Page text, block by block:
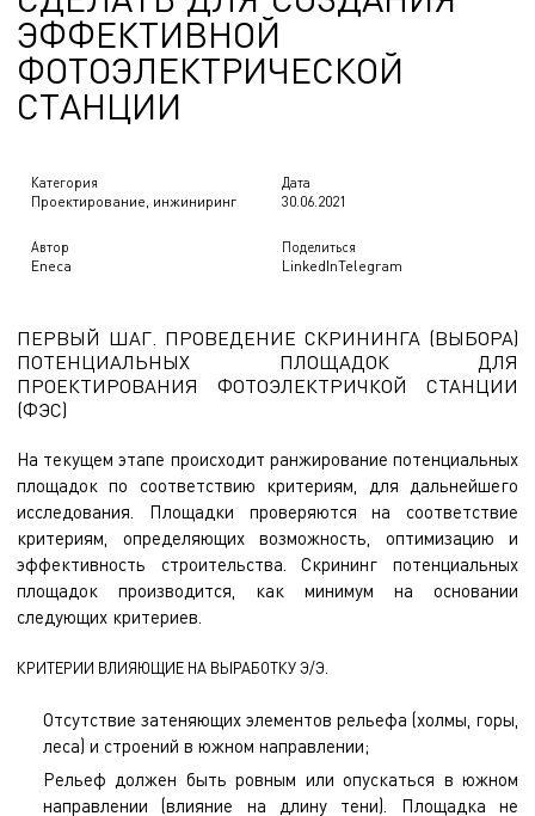
ЭФФЕКТИВНОЙ
ФОТОЭЛЕКТРИЧЕСКОЙ
СТАНЦИИ
Категория
Проектирование, инжиниринг
Дата
30.06.2021
Автор
Eneca
Поделиться
LinkedInTelegram
ПЕРВЫЙ ШАГ. ПРОВЕДЕНИЕ СКРИНИНГА (ВЫБОРА)
ПОТЕНЦИАЛЬНЫХ ПЛОЩАДОК ДЛЯ
ПРОЕКТИРОВАНИЯ ФОТОЭЛЕКТРИЧКОЙ СТАНЦИИ
(ФЭС)
На текущем этапе происходит ранжирование потенциальных
площадок по соответствию критериям, для дальнейшего
исследования. Площадки проверяются на соответствие
критериям, определяющих возможность, оптимизацию и
эффективность строительства. Скрининг потенциальных
площадок производится, как минимум на основании
следующих критериев.
КРИТЕРИИ ВЛИЯЮЩИЕ НА ВЫРАБОТКУ Э/Э.
Отсутствие затеняющих элементов рельефа (холмы, горы,
леса) и строений в южном направлении;
Рельеф должен быть ровным или опускаться в южном
направлении (влияние на длину тени). Площадка не